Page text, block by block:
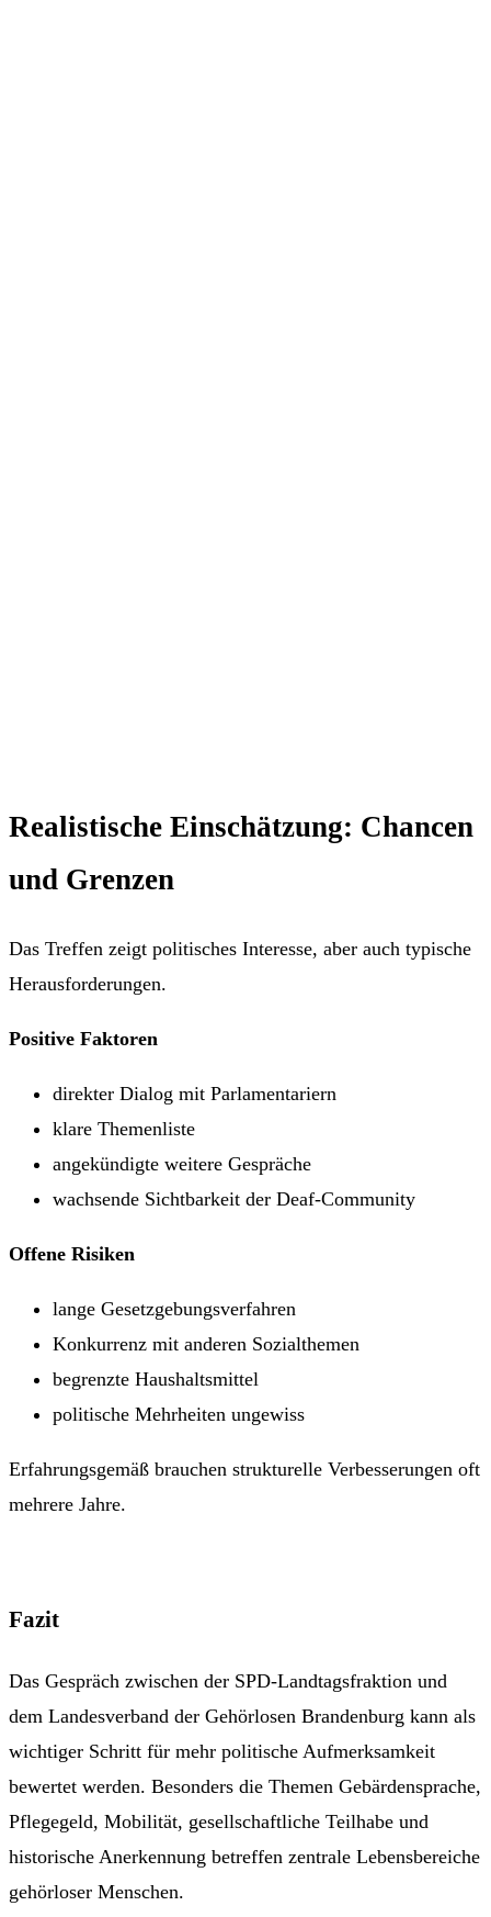
Realistische Einschätzung: Chancen
und Grenzen
Das Treffen zeigt politisches Interesse, aber auch typische
Herausforderungen.
Positive Faktoren
direkter Dialog mit Parlamentariern
klare Themenliste
angekündigte weitere Gespräche
wachsende Sichtbarkeit der Deaf-Community
Offene Risiken
lange Gesetzgebungsverfahren
Konkurrenz mit anderen Sozialthemen
begrenzte Haushaltsmittel
politische Mehrheiten ungewiss
Erfahrungsgemäß brauchen strukturelle Verbesserungen oft
mehrere Jahre.
Fazit
Das Gespräch zwischen der SPD-Landtagsfraktion und
dem Landesverband der Gehörlosen Brandenburg kann als
wichtiger Schritt für mehr politische Aufmerksamkeit
bewertet werden. Besonders die Themen Gebärdensprache,
Pflegegeld, Mobilität, gesellschaftliche Teilhabe und
historische Anerkennung betreffen zentrale Lebensbereiche
gehörloser Menschen.